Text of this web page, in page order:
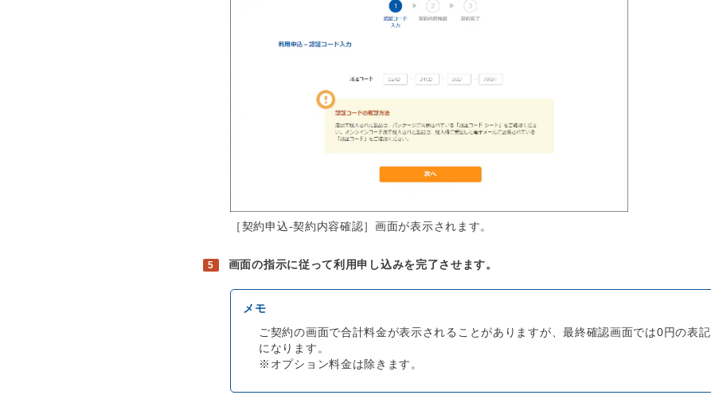
［契約申込-契約内容確認］画面が表示されます。
画面の指示に従って利用申し込みを完了させます。
ご契約の画面で合計料金が表示されることがありますが、最終確認画面では0円の表記
になります。
※オプション料金は除きます。